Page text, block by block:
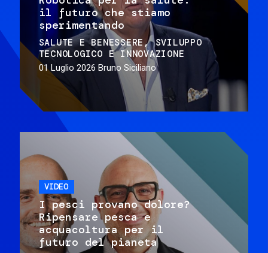
il futuro che stiamo
sperimentando
SALUTE E BENESSERE
SVILUPPO
TECNOLOGICO E INNOVAZIONE
01 Luglio 2026 Bruno Siciliano
VIDEO
I pesci provano dolore?
Ripensare pesca e
acquacoltura per il
futuro del pianeta